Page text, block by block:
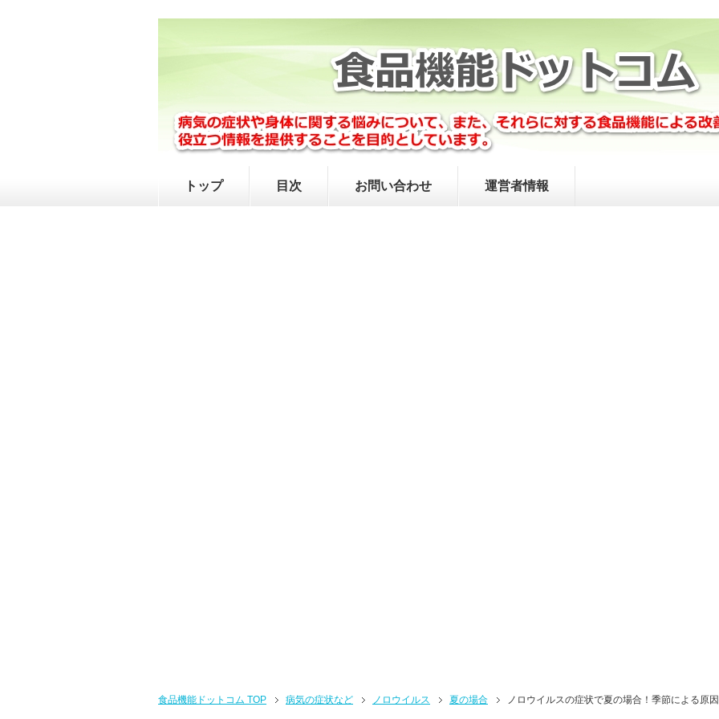
トップ 目次 お問い合わせ 運営者情報
食品機能ドットコム TOP 病気の症状など ノロウイルス 夏の場合 ノロウイルスの症状で夏の場合！季節による原